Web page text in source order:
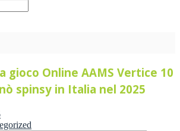
gioco Online AAMS Vertice 10
spinsy in Italia nel 2025